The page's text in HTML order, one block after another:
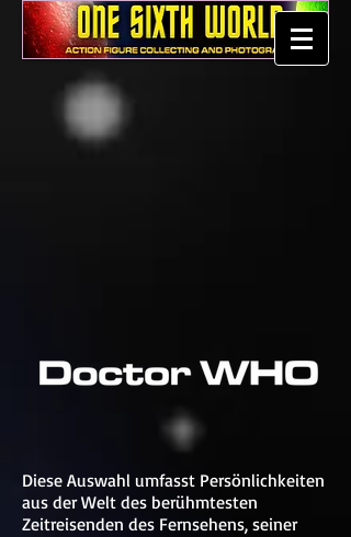
Diese Auswahl umfasst Persönlichkeiten
aus der Welt des berühmtesten
Zeitreisenden des Fernsehens, seiner